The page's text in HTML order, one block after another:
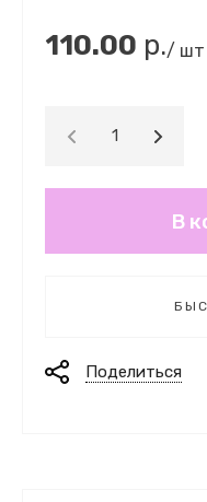
110.00 р./ шт
В
Поделиться